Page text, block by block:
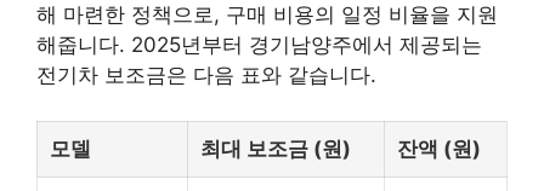
해 마련한 정책으로, 구매 비용의 일정 비율을 지원
해줍니다. 2025년부터 경기남양주에서 제공되는
전기차 보조금은 다음 표와 같습니다.
모델 최대 보조금 (원) 잔액 (원)